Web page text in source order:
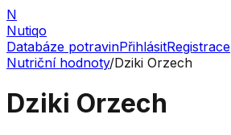
N
Nutiqo
Databáze potravinPřihlásitRegistrace
Nutriční hodnoty/Dziki Orzech
Dziki Orzech